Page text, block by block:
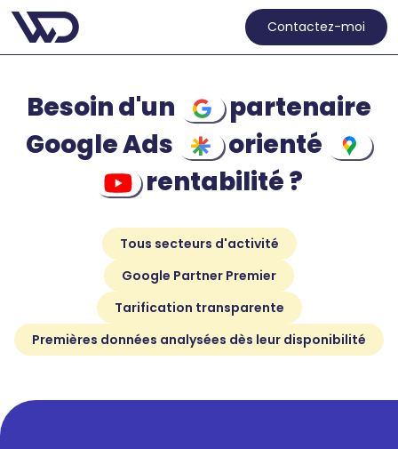
Contactez-moi
Besoin d'un
partenaire
Google Ads
orienté
rentabilité ?
Tous secteurs d'activité
Google Partner Premier
Tarification transparente
Premières données analysées dès leur disponibilité